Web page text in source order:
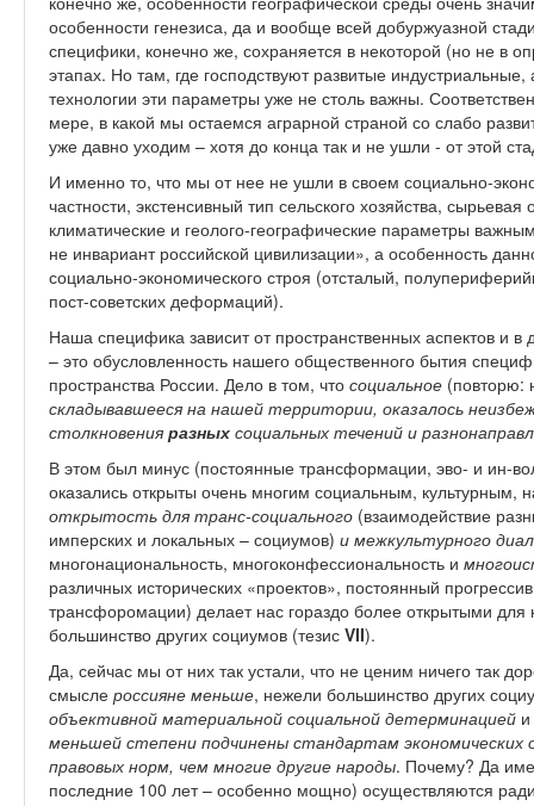
особенности генезиса, да и вообще всей добуржуазной
специфики, конечно же, сохраняется в некоторой (но не в
этапах. Но там, где господствуют развитые
технологии эти параметры уже не столь важны.
мере, в какой мы остаемся аграрной страной со слабо
уже давно уходим – хотя до конца так и не ушли - от этой
И именно то, что мы от нее не ушли в своем социально-
частности, экстенсивный тип сельского хозяйства,
климатические и геолого-географические параметры
не инвариант российской цивилизации», а особенность
социально-экономического строя (отсталый,
пост-советских деформаций).
Наша специфика зависит от пространственных аспектов и
– это обусловленность нашего общественного бытия
пространства России. Дело в том, что социальное (повторю:
складывавшееся на нашей территории, оказалось
столкновения разных социальных течений и
В этом был минус (постоянные трансформации, эво- и ин-
оказались открыты очень многим социальным, культурным,
открытость для транс-социального (взаимодействие
имперских и локальных – социумов) и межкультурного
многонациональность, многоконфессиональность и
различных исторических «проектов», постоянный
трансфоромации) делает нас гораздо более открытыми
большинство других социумов (тезис VII).
Да, сейчас мы от них так устали, что не ценим ничего так
смысле россияне меньше, нежели большинство других
объективной материальной социальной детерминацией
меньшей степени подчинены стандартам
правовых норм, чем многие другие народы. Почему? Да
последние 100 лет – особенно мощно) осуществляются